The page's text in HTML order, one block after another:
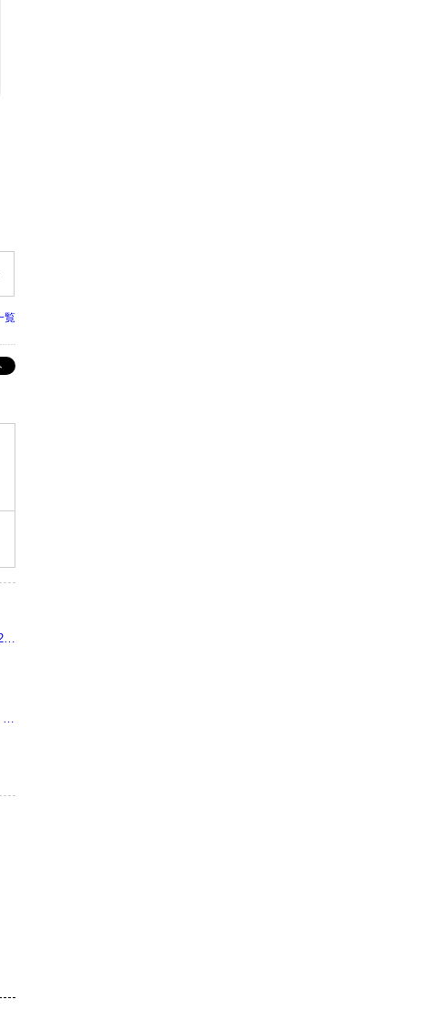
覧
[7巻] 7つの習慣プライベートコーチ レッスン7 自分を磨こう 26218
読書の技法: 誰でも本物の知識が身につく熟読術・速読術「超」入門/佐藤優 26214